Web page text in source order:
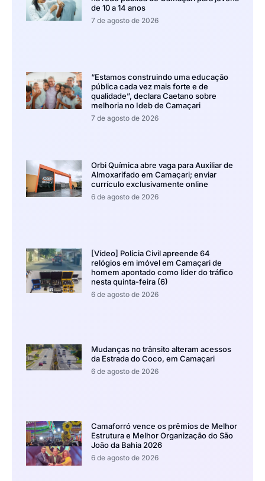
de 10 a 14 anos
7 de agosto de 2026
“Estamos construindo uma educação
pública cada vez mais forte e de
qualidade”, declara Caetano sobre
melhoria no Ideb de Camaçari
7 de agosto de 2026
Orbi Química abre vaga para Auxiliar de
Almoxarifado em Camaçari; enviar
currículo exclusivamente online
6 de agosto de 2026
[Vídeo] Polícia Civil apreende 64
relógios em imóvel em Camaçari de
homem apontado como líder do tráfico
nesta quinta-feira (6)
6 de agosto de 2026
Mudanças no trânsito alteram acessos
da Estrada do Coco, em Camaçari
6 de agosto de 2026
Camaforró vence os prêmios de Melhor
Estrutura e Melhor Organização do São
João da Bahia 2026
6 de agosto de 2026